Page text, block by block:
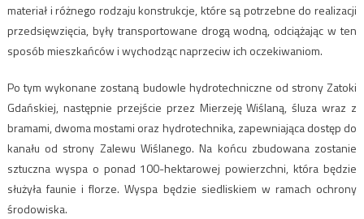
materiał i różnego rodzaju konstrukcje, które są potrzebne do realizacji
przedsięwzięcia, były transportowane drogą wodną, odciążając w ten
sposób mieszkańców i wychodząc naprzeciw ich oczekiwaniom.
Po tym wykonane zostaną budowle hydrotechniczne od strony Zatoki
Gdańskiej, następnie przejście przez Mierzeję Wiślaną, śluza wraz z
bramami, dwoma mostami oraz hydrotechnika, zapewniająca dostęp do
kanału od strony Zalewu Wiślanego. Na końcu zbudowana zostanie
sztuczna wyspa o ponad 100-hektarowej powierzchni, która będzie
służyła faunie i florze. Wyspa będzie siedliskiem w ramach ochrony
środowiska.